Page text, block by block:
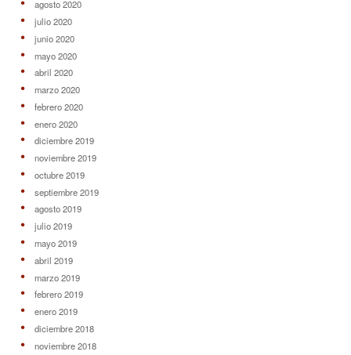
agosto 2020
julio 2020
junio 2020
mayo 2020
abril 2020
marzo 2020
febrero 2020
enero 2020
diciembre 2019
noviembre 2019
octubre 2019
septiembre 2019
agosto 2019
julio 2019
mayo 2019
abril 2019
marzo 2019
febrero 2019
enero 2019
diciembre 2018
noviembre 2018